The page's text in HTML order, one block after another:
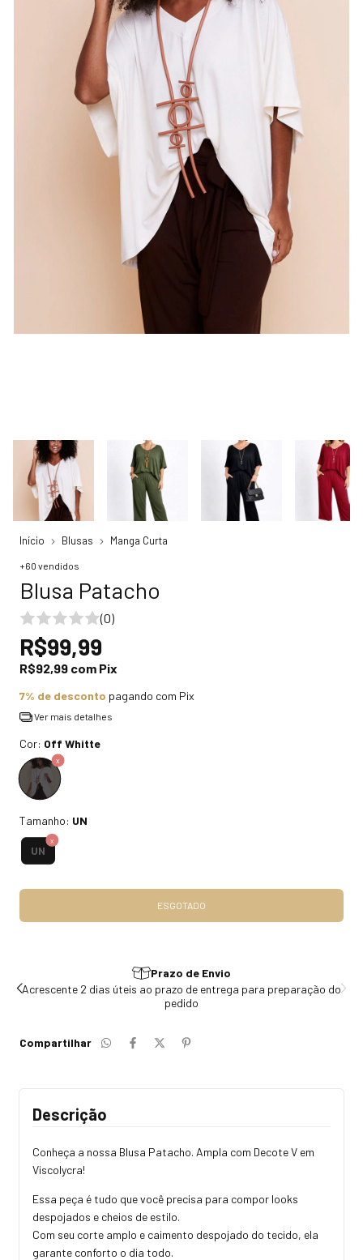
Início Blusas Manga Curta
+60 vendidos
Blusa Patacho
(0)
R$99,99
R$92,99 com Pix
7% de desconto pagando com Pix
Ver mais detalhes
Cor: Off Whitte
Tamanho: UN
UN
Prazo de Envio
Acrescente 2 dias úteis ao prazo de entrega para preparação do
pedido
Compartilhar
Descrição
Conheça a nossa Blusa Patacho. Ampla com Decote V em
Viscolycra!
Essa peça é tudo que você precisa para compor looks
despojados e cheios de estilo.
Com seu corte amplo e caimento despojado do tecido, ela
garante conforto o dia todo.